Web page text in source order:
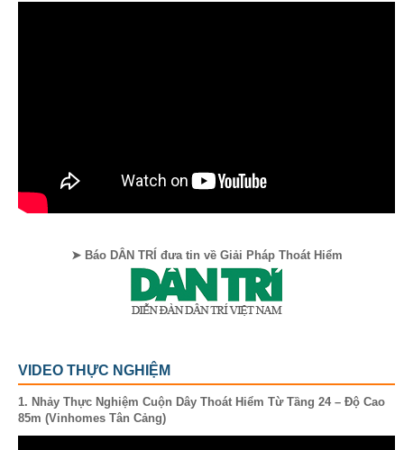
➤ Báo DÂN TRÍ đưa tin về Giải Pháp Thoát Hiểm
VIDEO THỰC NGHIỆM
1. Nhảy Thực Nghiệm Cuộn Dây Thoát Hiểm Từ Tầng 24 – Độ Cao
85m (Vinhomes Tân Cảng)